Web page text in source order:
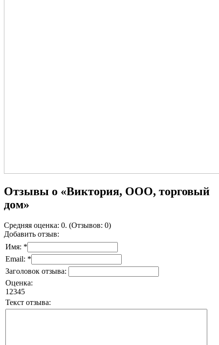
Отзывы о «Виктория, ООО, торговый
дом»
Средняя оценка: 0. (Отзывов: 0)
Добавить отзыв:
Имя: *
Email: *
Заголовок отзыва:
Оценка:
1 2345
Текст отзыва: